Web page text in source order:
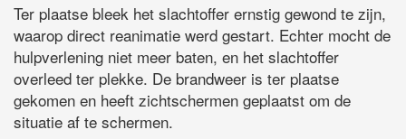
Ter plaatse bleek het slachtoffer ernstig gewond te zijn,
waarop direct reanimatie werd gestart. Echter mocht de
hulpverlening niet meer baten, en het slachtoffer
overleed ter plekke. De brandweer is ter plaatse
gekomen en heeft zichtschermen geplaatst om de
situatie af te schermen.